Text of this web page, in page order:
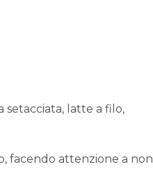
setacciata, latte a filo,
facendo attenzione a non